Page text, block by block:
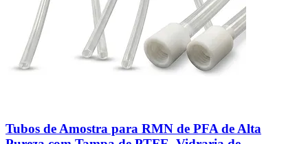
Tubos de Amostra para RMN de PFA de Alta